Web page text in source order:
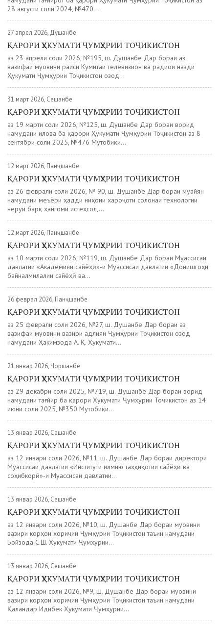
28 августи соли 2024, №470...
27 апрел 2026, Душанбе
ҚАРОРИ ҲУКУМАТИ ҶУМҲУРИИ ТОҶИКИСТОН
аз 23 апрели соли 2026, №195, ш. Душанбе Дар бораи аз
вазифаи муовини раиси Кумитаи телевизион ва радиои назди
Ҳукумати Ҷумҳурии Тоҷикистон озод...
31 март 2026, Сешанбе
ҚАРОРИ ҲУКУМАТИ ҶУМҲУРИИ ТОҶИКИСТОН
аз 19 марти соли 2026, №125, ш. Душанбе Дар бораи ворид
намудани илова ба қарори Ҳукумати Ҷумҳурии Тоҷикистон аз 8
сентябри соли 2025, №476 Мутобиқи...
12 март 2026, Панҷшанбе
ҚАРОРИ ҲУКУМАТИ ҶУМҲУРИИ ТОҶИКИСТОН
аз 26 феврали соли 2026, № 90, ш. Душанбе Дар бораи муайян
намудани меъёри ҳадди ниҳоии хароҷоти солонаи технологии
неруи барқ ҳангоми истеҳсол,...
12 март 2026, Панҷшанбе
ҚАРОРИ ҲУКУМАТИ ҶУМҲУРИИ ТОҶИКИСТОН
аз 10 марти соли 2026, №119, ш. Душанбе Дар бораи Муассисаи
давлатии «Академияи сайёҳӣ»-и Муассисаи давлатии «Донишгоҳи
байналмилалии сайёҳӣ ва...
26 феврал 2026, Панҷшанбе
ҚАРОРИ ҲУКУМАТИ ҶУМҲУРИИ ТОҶИКИСТОН
аз 25 феврали соли 2026, №27, ш. Душанбе Дар бораи аз
вазифаи муовини вазири адлияи Ҷумҳурии Тоҷикистон озод
намудани Ҳакимзода А. Қ. Ҳукумати...
21 январ 2026, Чоршанбе
ҚАРОРИ ҲУКУМАТИ ҶУМҲУРИИ ТОҶИКИСТОН
аз 29 декабри соли 2025, №719, ш. Душанбе Дар бораи ворид
намудани тағйир ба қарори Ҳукумати Ҷумҳурии Тоҷикистон аз 14
июни соли 2025, №350 Мутобиқи...
13 январ 2026, Сешанбе
ҚАРОРИ ҲУКУМАТИ ҶУМҲУРИИ ТОҶИКИСТОН
аз 12 январи соли 2026, №11, ш. Душанбе Дар бораи директори
Муассисаи давлатии «Институти илмию таҳқиқотии сайёҳӣ ва
соҳибкорӣ»-и Муассисаи давлатии...
13 январ 2026, Сешанбе
ҚАРОРИ ҲУКУМАТИ ҶУМҲУРИИ ТОҶИКИСТОН
аз 12 январи соли 2026, №10, ш. Душанбе Дар бораи муовини
вазири корҳои хориҷии Ҷумҳурии Тоҷикистон таъин намудани
Бойзода С.Ш. Ҳукумати Ҷумҳурии...
13 январ 2026, Сешанбе
ҚАРОРИ ҲУКУМАТИ ҶУМҲУРИИ ТОҶИКИСТОН
аз 12 январи соли 2026, №9, ш. Душанбе Дар бораи муовини
вазири корҳои хориҷии Ҷумҳурии Тоҷикистон таъин намудани
Қаландар Идибек Ҳукумати Ҷумҳурии...